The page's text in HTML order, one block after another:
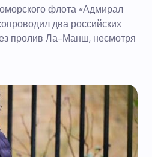
флота «Адмирал
два российских
пролив Ла-Манш, несмотря